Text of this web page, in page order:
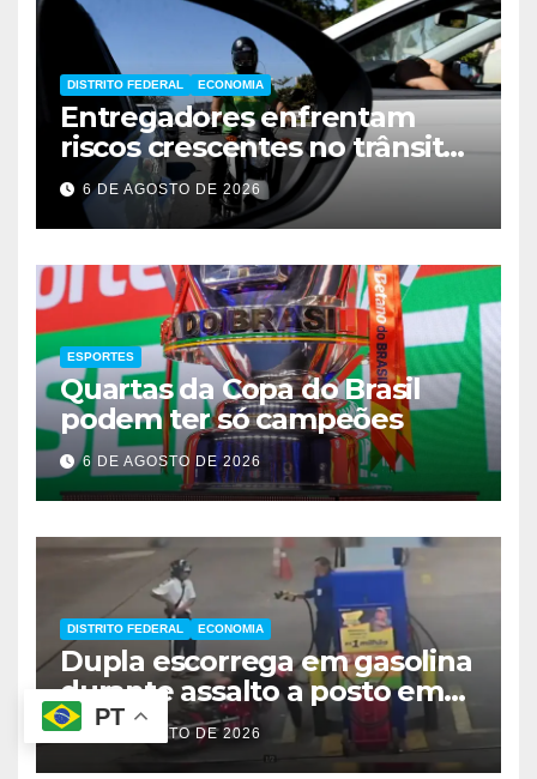
DISTRITO FEDERAL ECONOMIA
Entregadores enfrentam
riscos crescentes no trânsito
de Brasília
6 DE AGOSTO DE 2026
ESPORTES
Quartas da Copa do Brasil
podem ter só campeões
6 DE AGOSTO DE 2026
DISTRITO FEDERAL ECONOMIA
Dupla escorrega em gasolina
durante assalto a posto em
Ceilândia
6 DE AGOSTO DE 2026
PT